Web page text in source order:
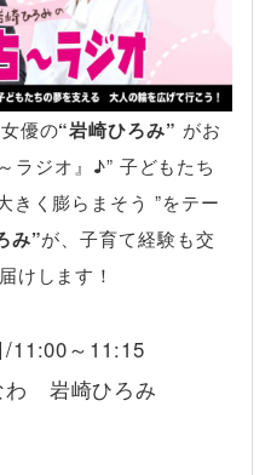
優の“岩崎ひろみ” がお
ラジオ』♪” 子どもたち
きく膨らまそう ”をテー
み”が、子育て経験も交
けします！
/11:00～11:15
わ 岩崎ひろみ